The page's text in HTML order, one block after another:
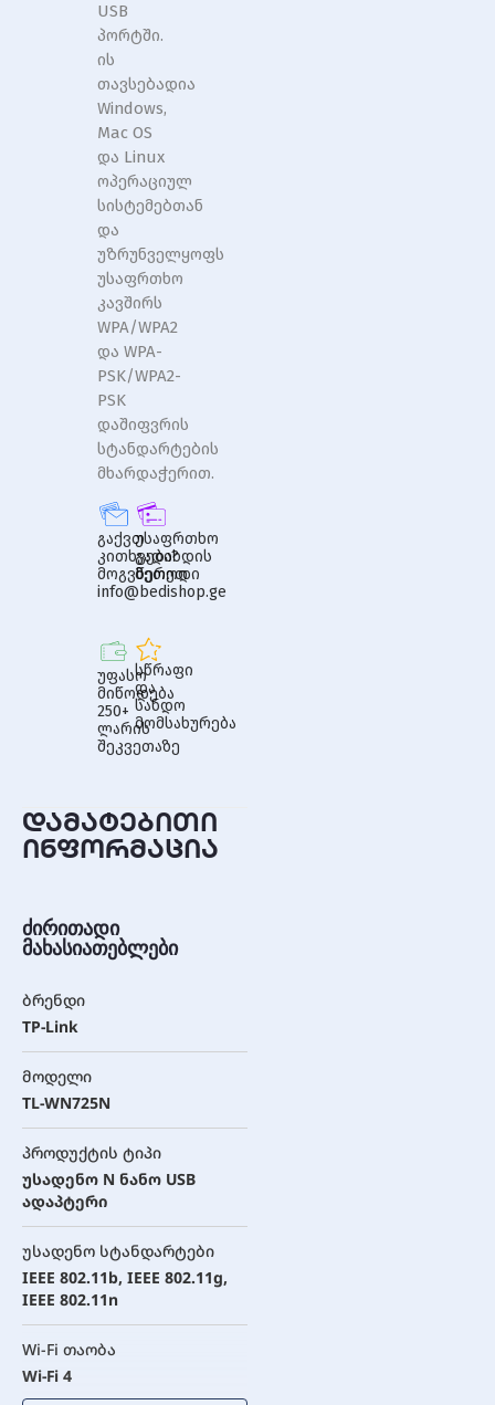
USB
პორტში.
ის
თავსებადია
Windows,
Mac OS
და Linux
ოპერაციულ
სისტემებთან
და
უზრუნველყოფს
უსაფრთხო
კავშირს
WPA/WPA2
და WPA-
PSK/WPA2-
PSK
დაშიფვრის
სტანდარტების
მხარდაჭერით.
გაქვთ
კითხვები?
მოგვწერეთ
info@bedishop.ge
უსაფრთხო
გადახდის
მეთოდი
უფასო
მიწოდება
250+
ლარის
შეკვეთაზე
სწრაფი
და
სანდო
მომსახურება
დამატებითი
ინფორმაცია
ძირითადი
მახასიათებლები
ბრენდი
TP-Link
მოდელი
TL-WN725N
პროდუქტის ტიპი
უსადენო N ნანო USB
ადაპტერი
უსადენო სტანდარტები
IEEE 802.11b, IEEE 802.11g,
IEEE 802.11n
Wi-Fi თაობა
Wi-Fi 4